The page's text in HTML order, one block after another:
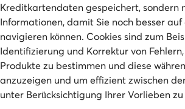
Kreditkartendaten gespeichert, sondern
Informationen, damit Sie noch besser auf
navigieren können. Cookies sind zum
Identifizierung und Korrektur von
Produkte zu bestimmen und diese
anzuzeigen und um effizient zwischen
unter Berücksichtigung Ihrer Vorlieben